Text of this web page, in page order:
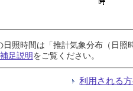
照時間は「推計気象分布（日
足説明をご覧ください。
利用される